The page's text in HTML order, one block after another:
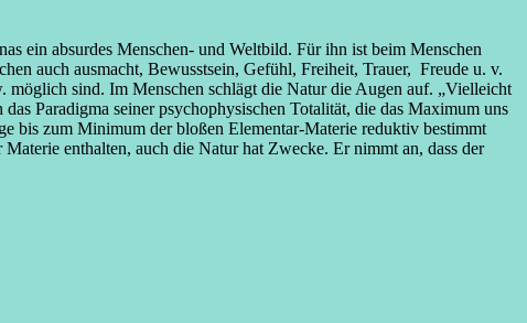
ein absurdes Menschen- und Weltbild. Für ihn ist beim Menschen
auch ausmacht, Bewusstsein, Gefühl, Freiheit, Trauer, Freude u. v.
möglich sind. Im Menschen schlägt die Natur die Augen auf. „Vielleicht
Paradigma seiner psychophysischen Totalität, die das Maximum uns
bis zum Minimum der bloßen Elementar-Materie reduktiv bestimmt
Materie enthalten, auch die Natur hat Zwecke. Er nimmt an, dass der